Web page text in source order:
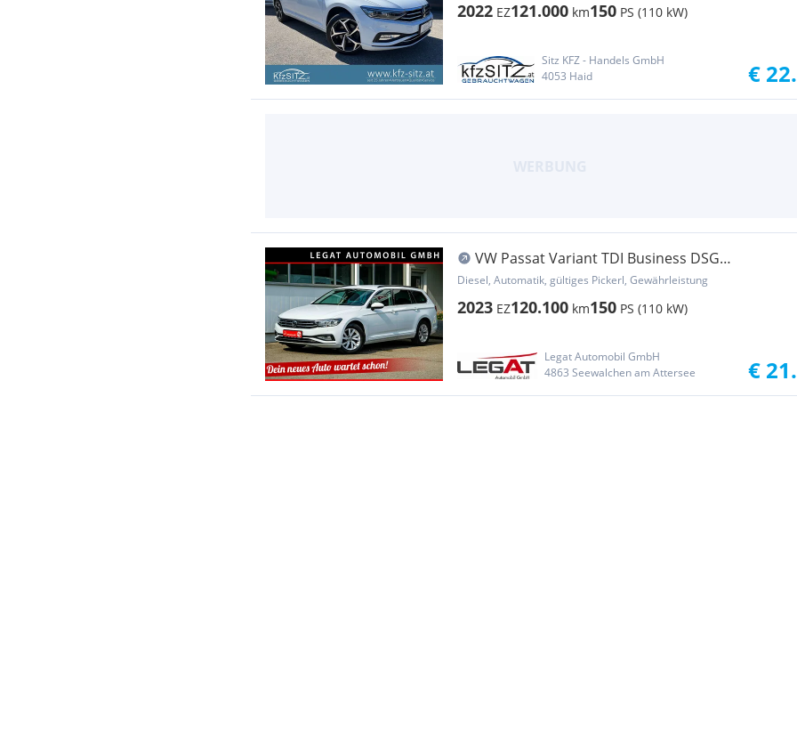
2022 EZ121.000 km150 PS (110 kW)
Sitz KFZ - Handels GmbH
4053 Haid
€
VW Passat Variant TDI Business DSG
*AHV*MEMORY*KAM...
Diesel, Automatik, gültiges Pickerl, Gewährleistung
2023 EZ120.100 km150 PS (110 kW)
Legat Automobil GmbH
4863 Seewalchen am Attersee
€